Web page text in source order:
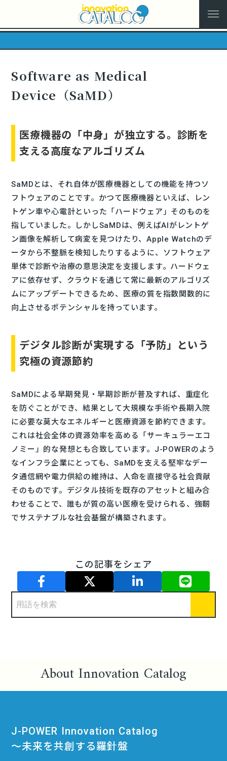
Software as Medical
Device（SaMD）
医療機器の「中身」が独立する。診断を
支える高度なアルゴリズム
SaMDとは、それ自体が医療機器としての機能を持つソ
フトウェアのことです。かつて医療機器といえば、レン
トゲン車や心電計といった「ハードウェア」そのものを
指していました。しかしSaMDは、例えばAIがレントゲ
ン画像を解析して病変を見つけたり、Apple Watchのデ
ータから不整脈を検知したりするように、ソフトウェア
単体で診断や治療の意思決定を支援します。ハードウェ
アに依存せず、クラウドを通じて常に最新のアルゴリズ
ムにアップデートできるため、医療の質を指数関数的に
向上させるポテンシャルを持っています。
デジタル診断が実現する「予防」という
究極の資源節約
SaMDによる早期発見・早期診断が普及すれば、重症化
を防ぐことができ、結果として大規模な手術や長期入院
に必要な莫大なエネルギーと医療資源を節約できます。
これは社会全体の資源効率を高める「サーキュラーエコ
ノミー」的な発想とも合致しています。J-POWERのよう
なインフラ企業にとっても、SaMDを支える堅牢なデー
タ通信網や電力供給の維持は、人命を直接守る社会貢献
そのものです。デジタル技術を既存のアセットと組み合
わせることで、誰もが質の高い医療を受けられる、強靭
でサステナブルな社会基盤が構築されます。
この記事をシェア
About Innovation Catalog
J-POWER Innovation Catalog
〜未来を共創する羅針盤